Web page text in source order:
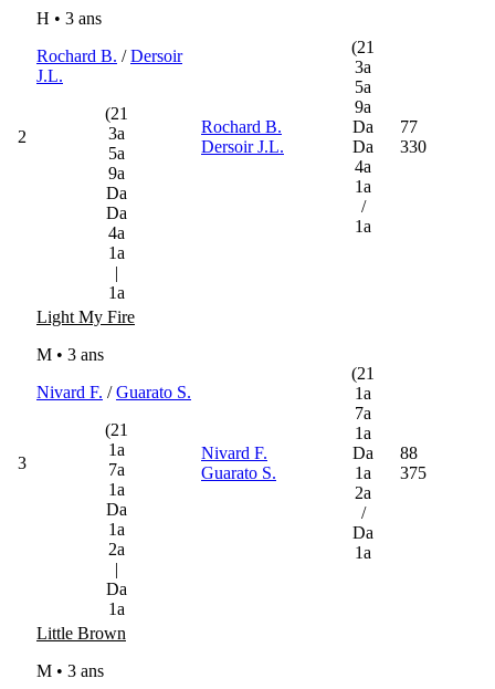
2
H • 3 ans
Rochard B. /Dersoir
J.L.
(21
3a
5a
9a
Da
Da
4a
1a
|
1a
Rochard B.
Dersoir J.L.
(21
3a
5a
9a
Da
Da
4a
1a
/
1a
77
330
3
Light My Fire
M • 3 ans
Nivard F. /Guarato S.
(21
1a
7a
1a
Da
1a
2a
|
Da
1a
Nivard F.
Guarato S.
(21
1a
7a
1a
Da
1a
2a
/
Da
1a
88
375
Little Brown
M • 3 ans